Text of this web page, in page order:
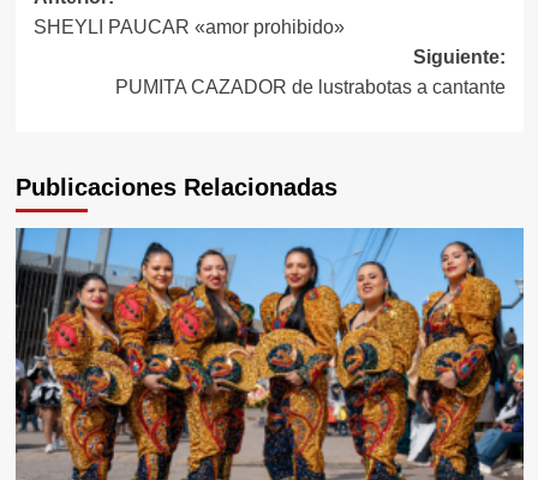
de
entradas
SHEYLI PAUCAR «amor prohibido»
Siguiente:
PUMITA CAZADOR de lustrabotas a cantante
Publicaciones Relacionadas